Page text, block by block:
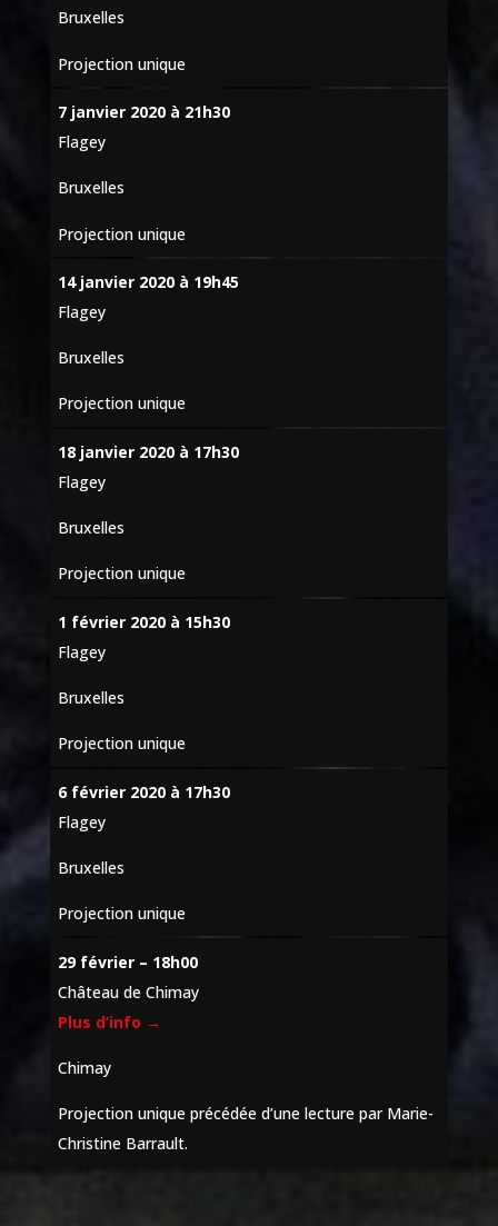
Bruxelles
Projection unique
7 janvier 2020 à 21h30
Flagey
Bruxelles
Projection unique
14 janvier 2020 à 19h45
Flagey
Bruxelles
Projection unique
18 janvier 2020 à 17h30
Flagey
Bruxelles
Projection unique
1 février 2020 à 15h30
Flagey
Bruxelles
Projection unique
6 février 2020 à 17h30
Flagey
Bruxelles
Projection unique
29 février – 18h00
Château de Chimay
Plus d’info →
Chimay
Projection unique précédée d’une lecture par Marie-
Christine Barrault.